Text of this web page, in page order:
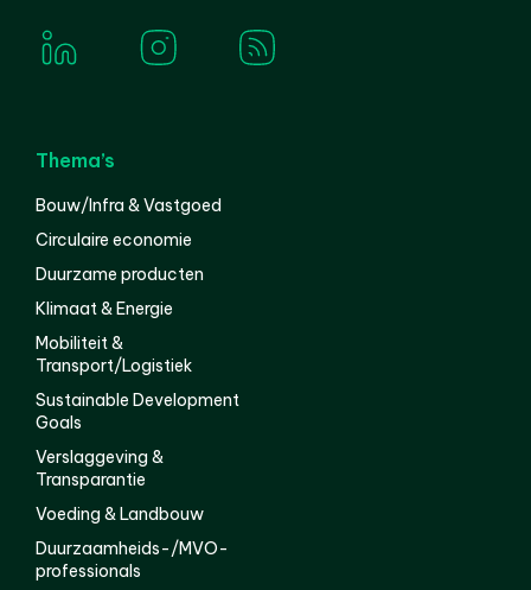
Thema’s
Bouw/Infra & Vastgoed
Circulaire economie
Duurzame producten
Klimaat & Energie
Mobiliteit &
Transport/Logistiek
Sustainable Development
Goals
Verslaggeving &
Transparantie
Voeding & Landbouw
Duurzaamheids-/MVO-
professionals